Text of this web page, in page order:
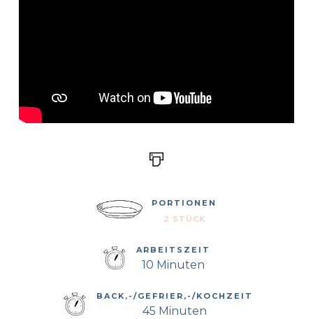
PORTIONEN
2 STÜCK
ARBEITSZEIT
10 Minuten
BACK,-/GEFRIER,-/KOCHZEIT
45 Minuten